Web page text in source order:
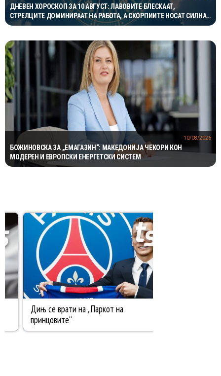
ДНЕВЕН ХОРОСКОП ЗА 10 АВГУСТ: ЛАВОВИТЕ БЛЕСКААТ,
СТРЕЛЦИТЕ ДОМИНИРААТ НА РАБОТА, А СКОРПИИТЕ НОСАТ СИЛНА
ЉУБОВНА ЕНЕРГИЈА
БОЖИНОВСКА ЗА „ЕМАГАЗИН“: МАКЕДОНИЈА ЧЕКОРИ КОН
МОДЕРЕН И ЕВРОПСКИ ЕНЕРГЕТСКИ СИСТЕМ
10/08/2026